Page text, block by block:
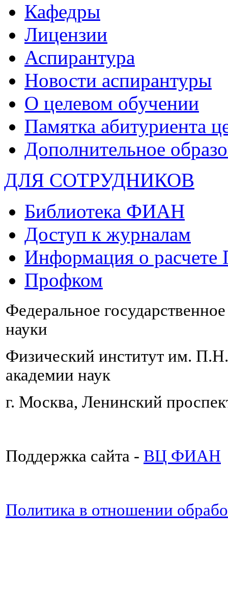
Кафедры
Лицензии
Аспирантура
Новости аспирантуры
О целевом обучении
Памятка абитуриента
Дополнительное
ДЛЯ СОТРУДНИКОВ
Библиотека ФИАН
Доступ к журналам
Информация о
Профком
Федеральное
науки
Физический институт им.
академии наук
г. Москва, Ленинский
Поддержка сайта - ВЦ ФИАН
Политика в отношении